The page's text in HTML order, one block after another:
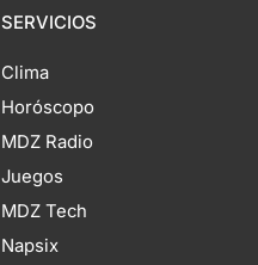
SERVICIOS
Clima
Horóscopo
MDZ Radio
Juegos
MDZ Tech
Napsix